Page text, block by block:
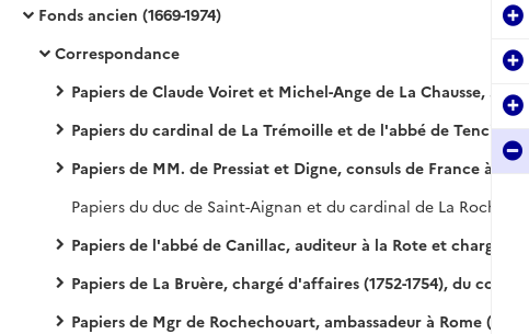
Fonds ancien (1669-1974)
Correspondance
Papiers de Claude Voiret et Michel-Ange de La Chausse, consuls de France à Rome (1669-1724)
Papiers du cardinal de La Trémoille et de l'abbé de Tencin, ambassadeurs à Rome (1706-1724)
Papiers de MM. de Pressiat et Digne, consuls de France à Rome (1725-1744) et de M. de Chaste de Rioux, consul à Naples (1727-1728)
Papiers de l'abbé de Canillac, auditeur à la Rote et chargé d'affaires de France (1742-1745, 1748-1749)
Papiers de La Bruère, chargé d'affaires (1752-1754), du comte de Choiseul-Stainville, ambassadeur (1754-1757), de Boyer de Fonscolombe et des abbés de Myere et Delvincourt, chargés d'affaires (1757)
Papiers de Mgr de Rochechouart, ambassadeur à Rome (1758-1761)